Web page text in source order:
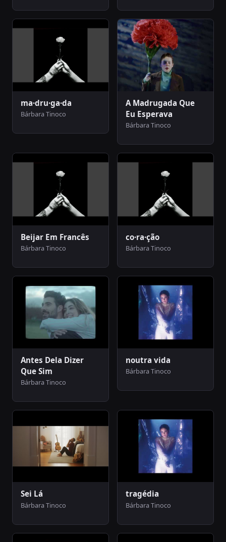
ma·dru·ga·da
Bárbara Tinoco
A Madrugada Que
Eu Esperava
Bárbara Tinoco
Beijar Em Francês
Bárbara Tinoco
co·ra·ção
Bárbara Tinoco
Antes Dela Dizer
Que Sim
Bárbara Tinoco
noutra vida
Bárbara Tinoco
Sei Lá
Bárbara Tinoco
tragédia
Bárbara Tinoco